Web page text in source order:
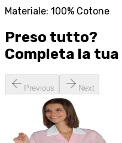
Materiale: 100% Cotone
Preso tutto?
Completa la tua
Previous Next